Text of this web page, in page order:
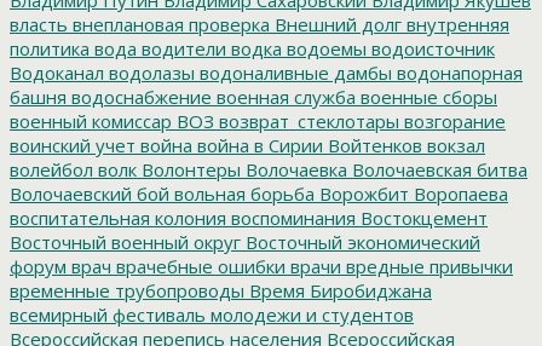
власть внеплановая проверка Внешний долг внутренняя
политика вода водители водка водоемы водоисточник
Водоканал водолазы водоналивные дамбы водонапорная
башня водоснабжение военная служба военные сборы
военный комиссар ВОЗ возврат_стеклотары возгорание
воинский учет война война в Сирии Войтенков вокзал
волейбол волк Волонтеры Волочаевка Волочаевская битва
Волочаевский бой вольная борьба Ворожбит Воропаева
воспитательная колония воспоминания Востокцемент
Восточный военный округ Восточный экономический
форум врач врачебные ошибки врачи вредные привычки
временные трубопроводы Время Биробиджана
всемирный фестиваль молодежи и студентов
Всероссийская перепись населения Всероссийская